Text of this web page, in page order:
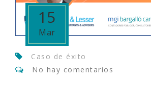
15
Mar
Caso de éxito
No hay comentarios